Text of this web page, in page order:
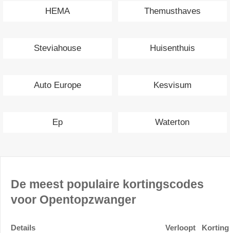
HEMA Themusthaves
Steviahouse Huisenthuis
Auto Europe Kesvisum
Ep Waterton
De meest populaire kortingscodes
voor Opentopzwanger
Details Verloopt Korting